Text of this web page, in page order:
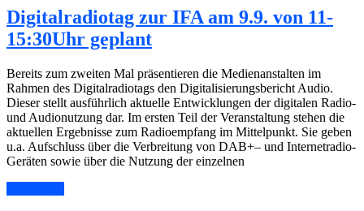
Digitalradiotag zur IFA am 9.9. von 11-
15:30Uhr geplant
Bereits zum zweiten Mal präsentieren die Medienanstalten im
Rahmen des Digitalradiotags den Digitalisierungsbericht Audio.
Dieser stellt ausführlich aktuelle Entwicklungen der digitalen Radio-
und Audionutzung dar. Im ersten Teil der Veranstaltung stehen die
aktuellen Ergebnisse zum Radioempfang im Mittelpunkt. Sie geben
u.a. Aufschluss über die Verbreitung von DAB+– und Internetradio-
Geräten sowie über die Nutzung der einzelnen